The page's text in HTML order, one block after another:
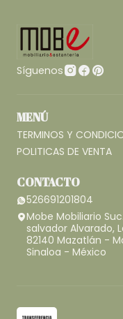
Síguenos
MENÚ
TERMINOS Y
POLITICAS DE VENTA
CONTACTO
526691201804
Mobe Mobiliario
salvador Alvarado,
82140 Mazatlán -
Sinaloa - México